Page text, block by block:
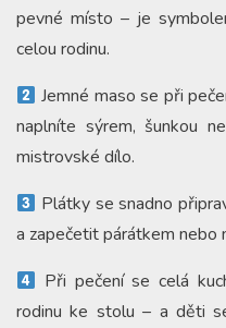
pevné místo – je
celou rodinu.
Jemné maso se při
naplníte sýrem, šunkou
mistrovské dílo.
Plátky se snadno
a zapečetit párátkem nebo
Při pečení se celá
rodinu ke stolu – a děti